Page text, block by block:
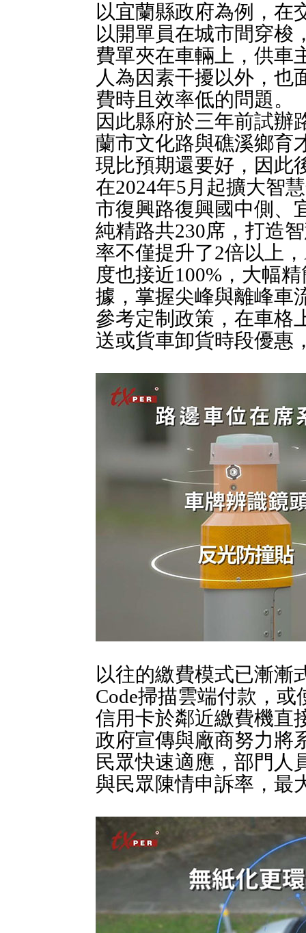
以宜蘭縣政府為例，在
以開單員在城市間穿梭
費單夾在車輛上，供車
人為因素干擾以外，也
費時且效率低的問題。
因此縣府於三年前試辦
蘭市文化路與礁溪鄉育
現比預期還要好，因此
在2024年5月起擴大智
市復興路復興國中側、
純精路共230席，打造
率不僅提升了2倍以上
度也接近100%，大幅
據，掌握尖峰與離峰車
參考定制政策，在車格
送或貨車卸貨時段優惠
以往的繳費模式已漸漸
Code掃描雲端付款，
信用卡於鄰近繳費機直
政府宣傳與廠商努力將
民眾快速適應，部門人
與民眾陳情申訴率，最